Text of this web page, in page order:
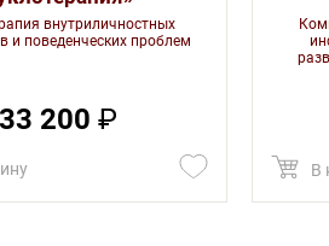
внутриличностных
и поведенческих проблем
33 200 ₽
В